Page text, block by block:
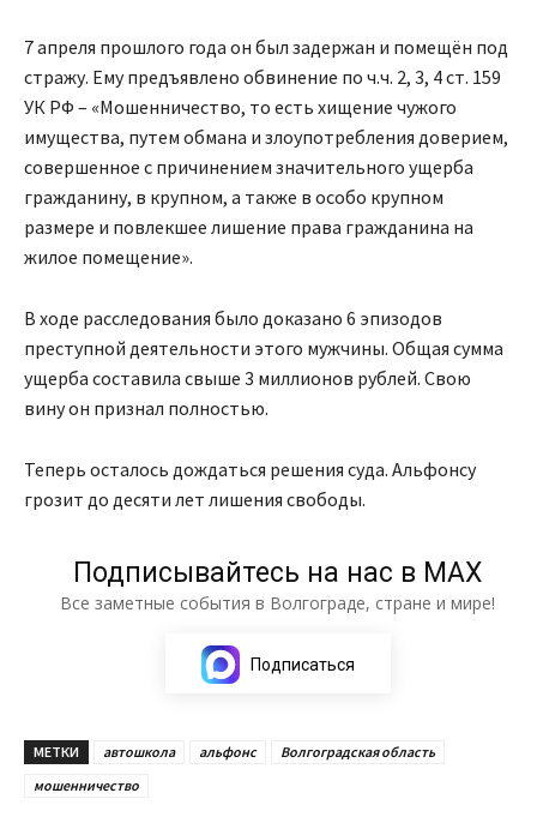
7 апреля прошлого года он был задержан и помещён под
стражу. Ему предъявлено обвинение по ч.ч. 2, 3, 4 ст. 159
УК РФ – «Мошенничество, то есть хищение чужого
имущества, путем обмана и злоупотребления доверием,
совершенное с причинением значительного ущерба
гражданину, в крупном, а также в особо крупном
размере и повлекшее лишение права гражданина на
жилое помещение».
В ходе расследования было доказано 6 эпизодов
преступной деятельности этого мужчины. Общая сумма
ущерба составила свыше 3 миллионов рублей. Свою
вину он признал полностью.
Теперь осталось дождаться решения суда. Альфонсу
грозит до десяти лет лишения свободы.
Подписывайтесь на нас в МАХ
Все заметные события в Волгограде, стране и мире!
Подписаться
МЕТКИ автошкола альфонс
Волгоградская область
мошенничество